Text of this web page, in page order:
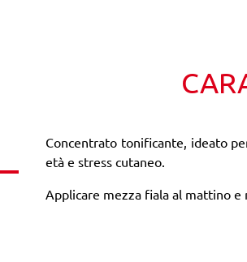
Concentrato tonificante, ideato
età e stress cutaneo.
Applicare mezza fiala al mattino e